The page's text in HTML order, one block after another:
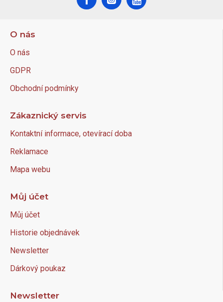
O nás
O nás
GDPR
Obchodní podmínky
Zákaznický servis
Kontaktní informace, otevírací doba
Reklamace
Mapa webu
Můj účet
Můj účet
Historie objednávek
Newsletter
Dárkový poukaz
Newsletter